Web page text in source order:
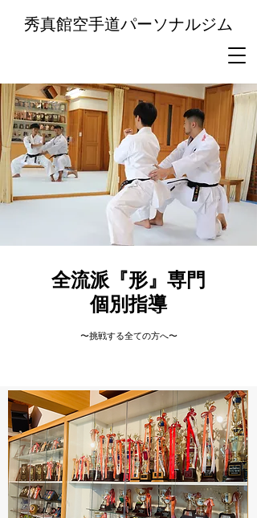
秀真館空手道パーソナルジム
全流派『形』専門
​個別指導
〜​挑戦する全ての方へ〜